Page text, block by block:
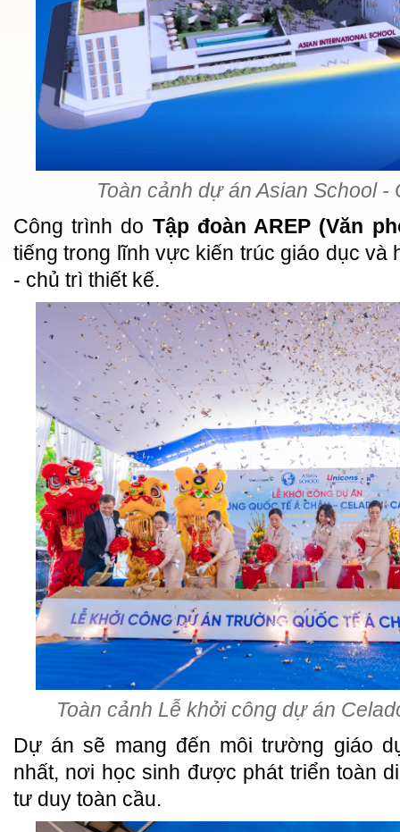
Toàn cảnh dự án Asian School -
Công trình do Tập đoàn AREP (Văn
tiếng trong lĩnh vực kiến trúc giáo dục và
- chủ trì thiết kế.
Toàn cảnh Lễ khởi công dự án
Dự án sẽ mang đến môi trường giáo
nhất, nơi học sinh được phát triển toàn
tư duy toàn cầu.